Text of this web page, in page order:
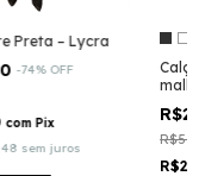
Preta – Lycra
-74% OFF
com Pix
sem juros
Calça